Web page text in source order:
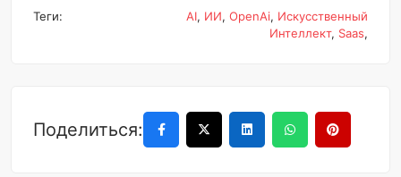
Теги: AI, ИИ, OpenAi, Искусственный
Интеллект, Saas,
Поделиться: